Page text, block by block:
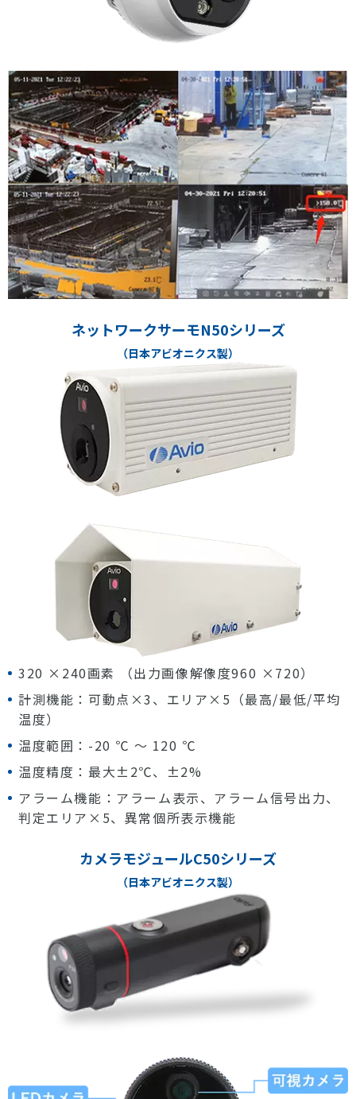
ネットワークサーモN50シリーズ
（日本アビオニクス製）
320 ×240画素 （出力画像解像度960 ×720）
計測機能：可動点×3、エリア×5（最高/最低/平均
温度）
温度範囲：-20 ℃ ～ 120 ℃
温度精度：最大±2℃、±2%
アラーム機能：アラーム表示、アラーム信号出力、
判定エリア×5、異常個所表示機能
カメラモジュールC50シリーズ
（日本アビオニクス製）